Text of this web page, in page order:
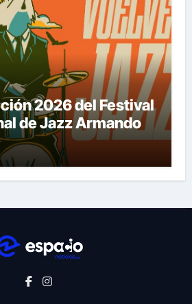
2026 del Festival
de Jazz Armando